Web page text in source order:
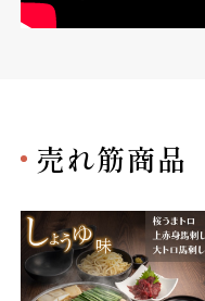
売れ筋商品